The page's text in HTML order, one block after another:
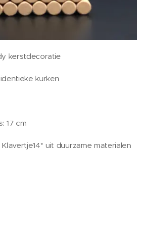
kerstdecoratie
kurken
17 cm
uit duurzame materialen